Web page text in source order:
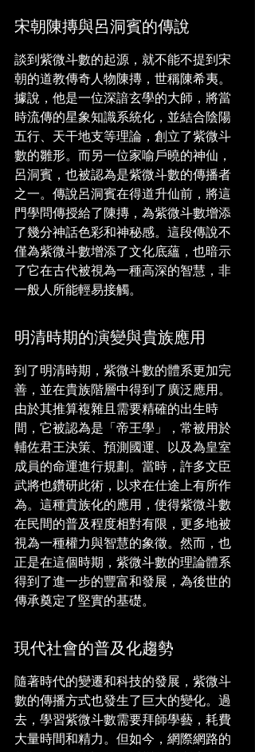
宋朝陳摶與呂洞賓的傳說
談到紫微斗數的起源，就不能不提到宋
朝的道教傳奇人物陳摶，世稱陳希夷。
據說，他是一位深諳玄學的大師，將當
時流傳的星象知識系統化，並結合陰陽
五行、天干地支等理論，創立了紫微斗
數的雛形。而另一位家喻戶曉的神仙，
呂洞賓，也被認為是紫微斗數的傳播者
之一。傳說呂洞賓在得道升仙前，將這
門學問傳授給了陳摶，為紫微斗數增添
了幾分神話色彩和神秘感。這段傳說不
僅為紫微斗數增添了文化底蘊，也暗示
了它在古代被視為一種高深的智慧，非
一般人所能輕易接觸。
明清時期的演變與貴族應用
到了明清時期，紫微斗數的體系更加完
善，並在貴族階層中得到了廣泛應用。
由於其推算複雜且需要精確的出生時
間，它被認為是「帝王學」，常被用於
輔佐君王決策、預測國運、以及為皇室
成員的命運進行規劃。當時，許多文臣
武將也鑽研此術，以求在仕途上有所作
為。這種貴族化的應用，使得紫微斗數
在民間的普及程度相對有限，更多地被
視為一種權力與智慧的象徵。然而，也
正是在這個時期，紫微斗數的理論體系
得到了進一步的豐富和發展，為後世的
傳承奠定了堅實的基礎。
現代社會的普及化趨勢
隨著時代的變遷和科技的發展，紫微斗
數的傳播方式也發生了巨大的變化。過
去，學習紫微斗數需要拜師學藝，耗費
大量時間和精力。但如今，網際網路的